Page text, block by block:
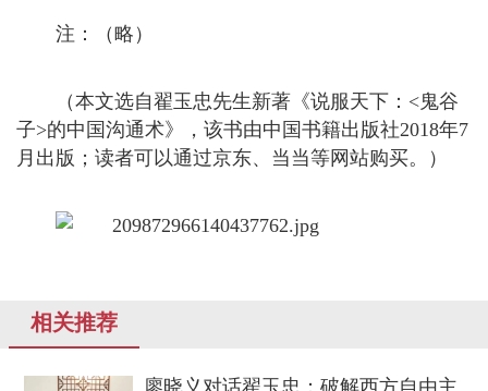
注：（略）
（本文选自翟玉忠先生新著《说服天下：<鬼谷
子>的中国沟通术》，该书由中国书籍出版社2018年7
月出版；读者可以通过京东、当当等网站购买。）
相关推荐
廖晓义对话翟玉忠：破解西方自由主